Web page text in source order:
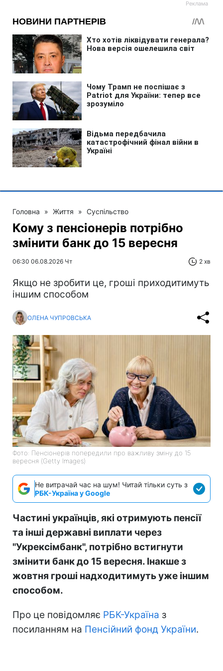
Головна » Життя » Суспільство
Кому з пенсіонерів потрібно
змінити банк до 15 вересня
06:30 06.08.2026 Чт 2 хв
Якщо не зробити це, гроші приходитимуть
іншим способом
ОЛЕНА ЧУПРОВСЬКА
Фото: Пенсіонерів попередили про важливу зміну до 15
вересня (Getty Images)
Не витрачай час на шум! Читай тільки суть з
РБК-Україна у Google
Частині українців, які отримують пенсії
та інші державні виплати через
"Укрексімбанк", потрібно встигнути
змінити банк до 15 вересня. Інакше з
жовтня гроші надходитимуть уже іншим
способом.
Про це повідомляє РБК-Україна з
посиланням на Пенсійний фонд України.